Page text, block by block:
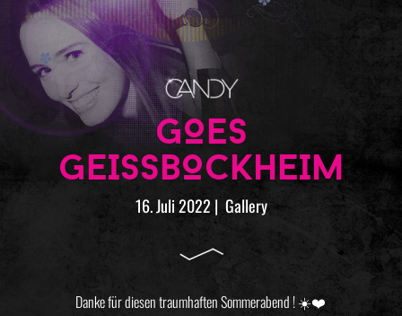
GOES
GEISSBOCKHEIM
16. Juli 2022 | Gallery
Danke für diesen traumhaften Sommerabend ! ☀️❤️